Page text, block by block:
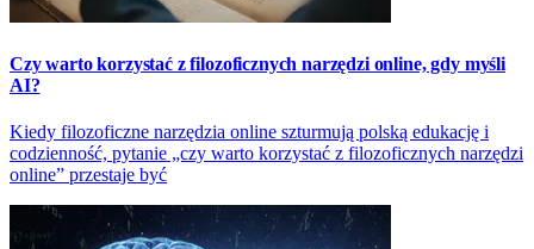
Czy warto korzystać z filozoficznych narzędzi online, gdy myśli
AI?
Kiedy filozoficzne narzędzia online szturmują polską edukację i
codzienność, pytanie „czy warto korzystać z filozoficznych narzędzi
online” przestaje być